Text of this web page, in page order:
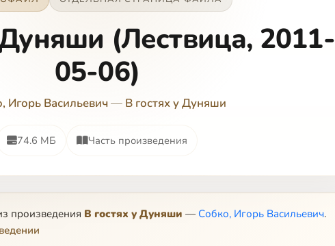
(Лествица, 2011-
05-06)
Игорь Васильевич— В гостях у Дуняши
74.6 МБ Часть произведения
произведения В гостях у Дуняши — Собко, Игорь Васильевич.